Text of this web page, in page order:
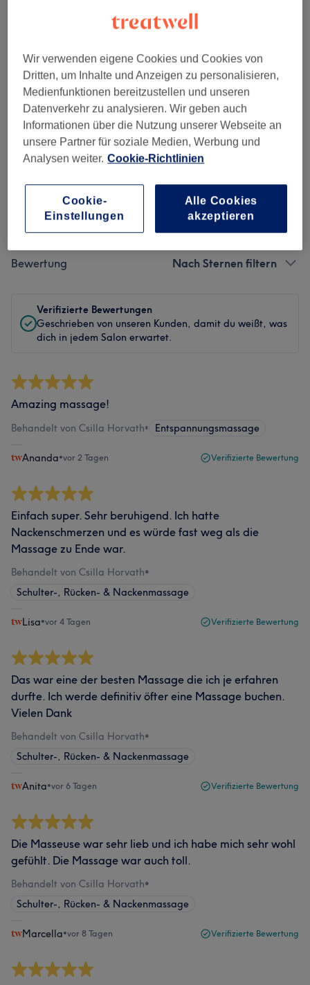
Ambiente
Sauberkeit
Service
Bewertungen filtern
Bewertung Nach Sternen filtern
Verifizierte Bewertungen
Geschrieben von unseren Kunden, damit du weißt, was
dich in jedem Salon erwartet.
Amazing massage!
Behandelt von Csilla Horvath• Entspannungsmassage
Ananda•vor 2 Tagen Verifizierte Bewertung
Einfach super. Sehr beruhigend. Ich hatte
Nackenschmerzen und es würde fast weg als die
Massage zu Ende war.
Behandelt von Csilla Horvath•
Schulter-, Rücken- & Nackenmassage
Lisa•vor 4 Tagen Verifizierte Bewertung
Das war eine der besten Massage die ich je erfahren
durfte. Ich werde definitiv öfter eine Massage buchen.
Vielen Dank
Behandelt von Csilla Horvath•
Schulter-, Rücken- & Nackenmassage
Anita•vor 6 Tagen Verifizierte Bewertung
Die Masseuse war sehr lieb und ich habe mich sehr wohl
gefühlt. Die Massage war auch toll.
Behandelt von Csilla Horvath•
Schulter-, Rücken- & Nackenmassage
Marcella•vor 8 Tagen Verifizierte Bewertung
Wir verwenden eigene Cookies und Cookies von
Dritten, um Inhalte und Anzeigen zu personalisieren,
Medienfunktionen bereitzustellen und unseren
Datenverkehr zu analysieren. Wir geben auch
Informationen über die Nutzung unserer Webseite an
unsere Partner für soziale Medien, Werbung und
Analysen weiter. Cookie-Richtlinien
Cookie-
Einstellungen
Alle Cookies
akzeptieren